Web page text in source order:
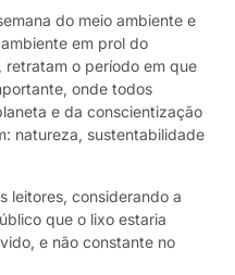
do meio ambiente e
em prol do
o período em que
onde todos
e da conscientização
natureza, sustentabilidade
leitores, considerando a
que o lixo estaria
e não constante no